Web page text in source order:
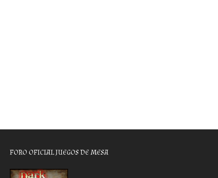
FORO OFICIAL JUEGOS DE MESA